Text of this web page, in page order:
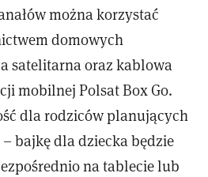
można korzystać
domowych
satelitarna oraz kablowa
mobilnej Polsat Box Go.
dla rodziców planujących
bajkę dla dziecka będzie
na tablecie lub